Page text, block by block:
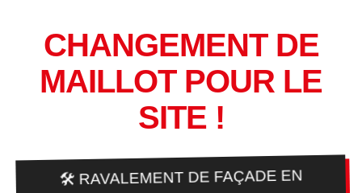
CHANGEMENT DE
MAILLOT POUR LE
SITE !
🛠️ RAVALEMENT DE FAÇADE EN